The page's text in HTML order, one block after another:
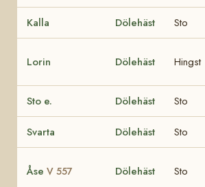
Kalla Dölehäst Sto
Lorin Dölehäst Hingst
Sto e. Dölehäst Sto
Svarta Dölehäst Sto
Åse V 557 Dölehäst Sto